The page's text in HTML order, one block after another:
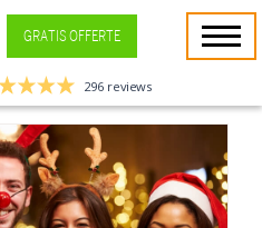
GRATIS OFFERTE
296 reviews